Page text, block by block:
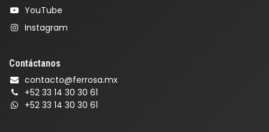
YouTube
Instagram
Contáctanos
contacto@ferrosa.mx
+52 33 14 30 30 61
+52 33 14 30 30 61